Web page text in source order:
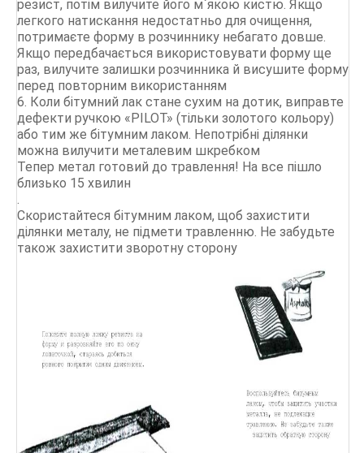
резист, потім вилучите його м`якою кистю. Якщо
легкого натискання недостатньо для очищення,
потримаєте форму в розчиннику небагато довше.
Якщо передбачається використовувати форму ще
раз, вилучите залишки розчинника й висушите форму
перед повторним використанням
6. Коли бітумний лак стане сухим на дотик, виправте
дефекти ручкою «PILOT» (тільки золотого кольору)
або тим же бітумним лаком. Непотрібні ділянки
можна вилучити металевим шкребком
Тепер метал готовий до травлення! На все пішло
близько 15 хвилин
Скористайтеся бітумним лаком, щоб захистити
ділянки металу, не підмети травленню. Не забудьте
також захистити зворотну сторону